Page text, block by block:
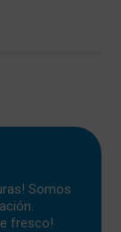
Somos
fresco!